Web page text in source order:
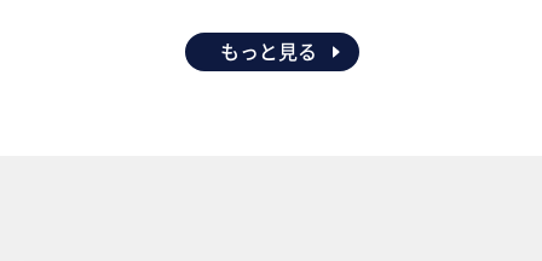
もっと見る